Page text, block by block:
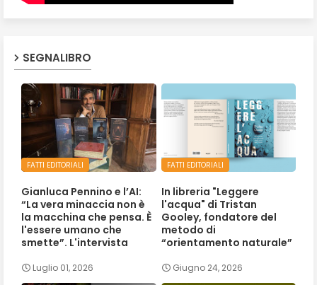
SEGNALIBRO
FATTI EDITORIALI
Gianluca Pennino e l’AI:
“La vera minaccia non è
la macchina che pensa. È
l'essere umano che
smette”. L'intervista
Luglio 01, 2026
FATTI EDITORIALI
In libreria "Leggere
l'acqua" di Tristan
Gooley, fondatore del
metodo di
“orientamento naturale”
Giugno 24, 2026